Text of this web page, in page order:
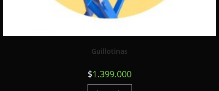
Guillotinas
$1.399.000